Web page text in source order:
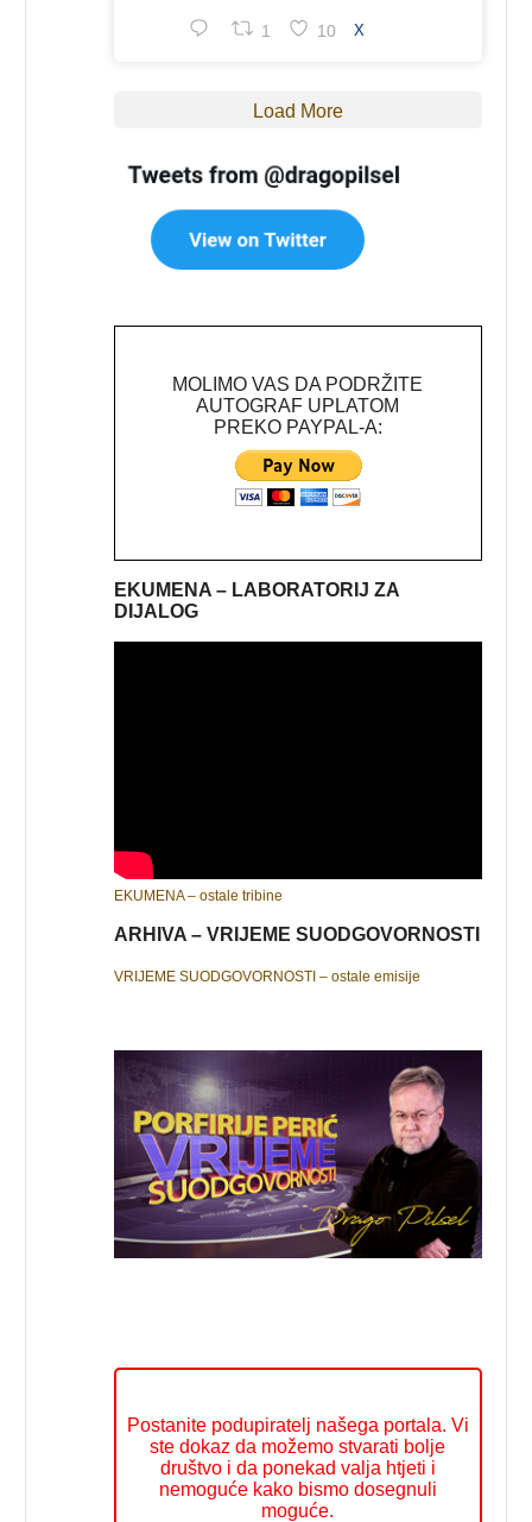
1 10 X
Load More
MOLIMO VAS DA PODRŽITE
AUTOGRAF UPLATOM
PREKO PAYPAL-A:
EKUMENA – LABORATORIJ ZA
DIJALOG
EKUMENA – ostale tribine
ARHIVA – VRIJEME SUODGOVORNOSTI
VRIJEME SUODGOVORNOSTI – ostale emisije
Postanite podupiratelj našega portala. Vi
ste dokaz da možemo stvarati bolje
društvo i da ponekad valja htjeti i
nemoguće kako bismo dosegnuli
moguće.